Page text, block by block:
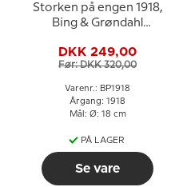
Storken på engen 1918,
Bing & Grøndahl
DKK 249,00
Før: DKK 320,00
Varenr.: BP1918
Årgang: 1918
Mål: Ø: 18 cm
PÅ LAGER
Se vare